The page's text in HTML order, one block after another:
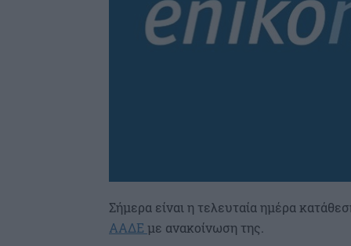
Σήμερα είναι η τελευταία ημέρα
ΑΑΔΕ με ανακοίνωση της.